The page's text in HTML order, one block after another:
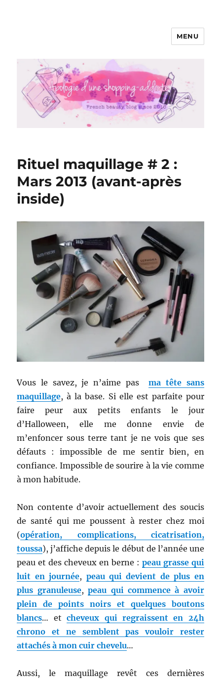
Apologie d'une Shopping-addicte
MENU
Rituel maquillage # 2 :
Mars 2013 (avant-après
inside)
Vous le savez, je n’aime pas
ma tête sans
maquillage, à la base. Si elle est parfaite pour
faire peur aux petits enfants le jour
d’Halloween, elle me donne envie de
m’enfoncer sous terre tant je ne vois que ses
défauts : impossible de me sentir bien, en
confiance. Impossible de sourire àla vie comme
à mon habitude.
Non contente d’avoir actuellement des soucis
de santé qui me poussent à rester chez moi
(opération, complications, cicatrisation,
toussa), j’affiche depuis le début de l’année une
peau et des cheveux en berne : peau grasse qui
luit en journée, peau qui devient de plus en
plus granuleuse,peau qui commence à avoir
plein de points noirs et quelques boutons
blancs… etcheveux qui regraissent en 24h
chrono et ne semblent pas vouloir rester
attachés à mon cuir chevelu…
Aussi, le maquillage revêt ces dernières